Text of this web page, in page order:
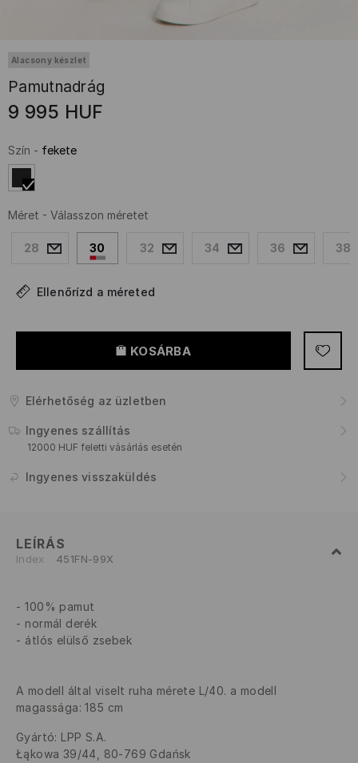
Alacsony készlet
Pamutnadrág
9 995 HUF
Szín - fekete
Méret - Válasszon méretet
28 30 32 34 36 38
Ellenőrízd a méreted
KOSÁRBA
Elérhetőség az üzletben
Ingyenes szállítás
12000 HUF feletti vásárlás esetén
Ingyenes visszaküldés
LEÍRÁS
Index 451FN-99X
100% pamut
normál derék
átlós elülső zsebek
A modell által viselt ruha mérete L/40. a modell
magassága: 185 cm
Gyártó: LPP S.A.
Łąkowa 39/44, 80-769 Gdańsk